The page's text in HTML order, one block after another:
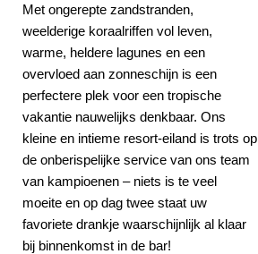
[ 29 april 2026 ]
Hoe boek je een
luxe hotel op de
Malediven voor de
REISNIEUWS
[ 27 april 2026 ]
Centara Grand
Met ongerepte zandstranden,
weelderige koraalriffen vol leven,
warme, heldere lagunes en een
overvloed aan zonneschijn is een
perfectere plek voor een tropische
vakantie nauwelijks denkbaar. Ons
kleine en intieme resort-eiland is trots op
de onberispelijke service van ons team
van kampioenen – niets is te veel
moeite en op dag twee staat uw
favoriete drankje waarschijnlijk al klaar
bij binnenkomst in de bar!